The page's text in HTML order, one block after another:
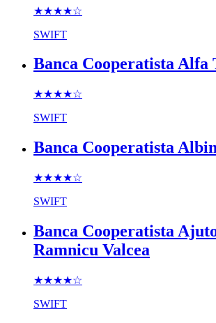
★★★★☆
SWIFT
Banca Cooperatista Alfa
★★★★☆
SWIFT
Banca Cooperatista
★★★★☆
SWIFT
Banca Cooperatista
Ramnicu Valcea
★★★★☆
SWIFT